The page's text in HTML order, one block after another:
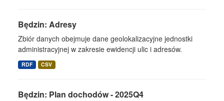
Będzin: Adresy
Zbiór danych obejmuje dane geolokalizacyjne jednostki
administracyjnej w zakresie ewidencji ulic i adresów.
RDF CSV
Będzin: Plan dochodów - 2025Q4